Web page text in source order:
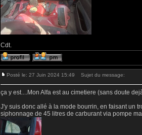
Cdt.
Posté le: 27 Juin 2024 15:49 Sujet du message:
ça y est....Mon Alfa est au cimetiere (sans doute
J'y suis donc allé à la mode bourrin, en faisant un
siphonnage de 45 litres de carburant via pompe